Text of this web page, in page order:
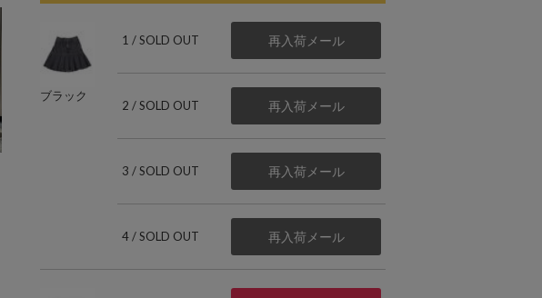
ブラック
1 / SOLD OUT 再入荷メール
2 / SOLD OUT 再入荷メール
3 / SOLD OUT 再入荷メール
4 / SOLD OUT 再入荷メール